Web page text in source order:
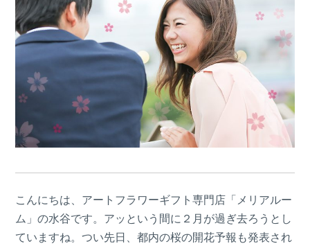
こんにちは、アートフラワーギフト専門店「メリアルー
ム」の水谷です。アッという間に２月が過ぎ去ろうとし
ていますね。つい先日、都内の桜の開花予報も発表され